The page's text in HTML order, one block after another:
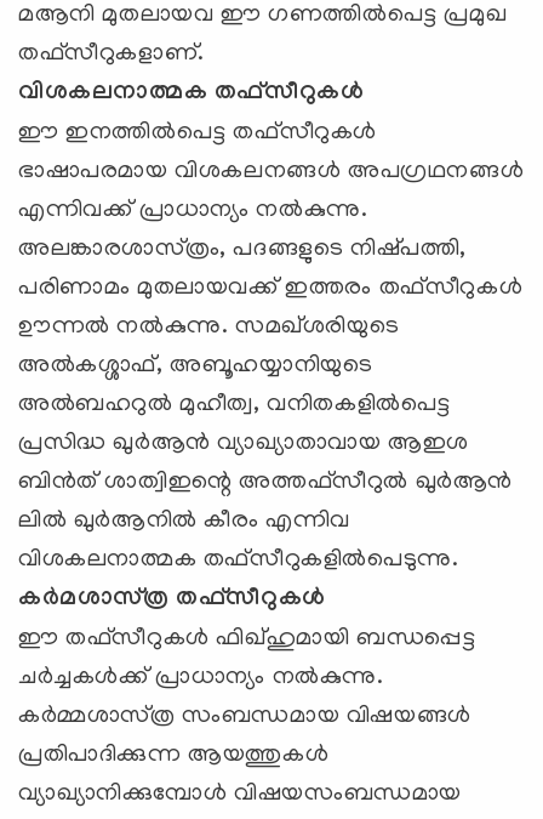
മആനി മുതലായവ ഈ ഗണത്തില്‍പെട്ട പ്രമുഖ
തഫ്‌സീറുകളാണ്‌.
വിശകലനാത്മക തഫ്‌സീറുകള്‍
ഈ ഇനത്തില്‍പെട്ട തഫ്‌സീറുകള്‍
ഭാഷാപരമായ വിശകലനങ്ങള്‍ അപഗ്രഥനങ്ങള്‍
എന്നിവക്ക്‌ പ്രാധാന്യം നല്‍കുന്നു.
അലങ്കാരശാസ്‌ത്രം, പദങ്ങളുടെ നിഷ്‌പത്തി,
പരിണാമം മുതലായവക്ക്‌ ഇത്തരം തഫ്‌സീറുകള്‍
ഊന്നല്‍ നല്‍കുന്നു. സമഖ്‌ശരിയുടെ
അല്‍കശ്ശാഫ്‌, അബൂഹയ്യാനിയുടെ
അല്‍ബഹറുല്‍ മുഹീത്വ, വനിതകളില്‍പെട്ട
പ്രസിദ്ധ ഖുര്‍ആന്‍ വ്യാഖ്യാതാവായ ആഇശ
ബിന്‍ത്‌ ശാത്വിഇന്റെ അത്തഫ്‌സീറുല്‍ ഖുര്‍ആന്‍
ലില്‍ ഖുര്‍ആനില്‍ കീരം എന്നിവ
വിശകലനാത്മക തഫ്‌സീറുകളില്‍പെടുന്നു.
കര്‍മശാസ്‌ത്ര തഫ്‌സീറുകള്‍
ഈ തഫ്‌സീറുകള്‍ ഫിഖ്‌ഹുമായി ബന്ധപ്പെട്ട
ചര്‍ച്ചകള്‍ക്ക്‌ പ്രാധാന്യം നല്‍കുന്നു.
കര്‍മ്മശാസ്‌ത്ര സംബന്ധമായ വിഷയങ്ങള്‍
പ്രതിപാദിക്കുന്ന ആയത്തുകള്‍
വ്യാഖ്യാനിക്കുമ്പോള്‍ വിഷയസംബന്ധമായ